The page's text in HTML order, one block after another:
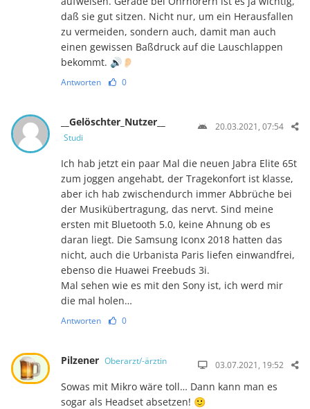
daß sie gut sitzen. Nicht nur, um ein Herausfallen
zu vermeiden, sondern auch, damit man auch
einen gewissen Baßdruck auf die Lauschlappen
bekommt. 🔊👂🏻
Antworten 0
__Gelöschter_Nutzer__
Studi
20.03.2021, 07:54
Ich hab jetzt ein paar Mal die neuen Jabra Elite 65t
zum joggen angehabt, der Tragekonfort ist klasse,
aber ich hab zwischendurch immer Abbrüche bei
der Musikübertragung, das nervt. Sind meine
ersten mit Bluetooth 5.0, keine Ahnung ob es
daran liegt. Die Samsung Iconx 2018 hatten das
nicht, auch die Urbanista Paris liefen einwandfrei,
ebenso die Huawei Freebuds 3i.
Mal sehen wie es mit den Sony ist, ich werd mir
die mal holen…
Antworten 0
Pilzener Oberarzt/-ärztin 03.07.2021, 19:52
Sowas mit Mikro wäre toll… Dann kann man es
sogar als Headset absetzen! 🙂